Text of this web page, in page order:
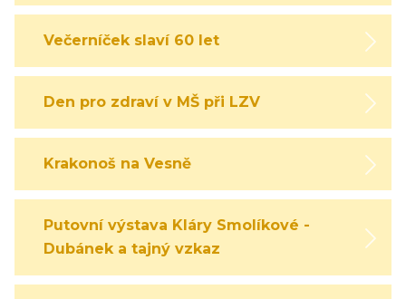
Večerníček slaví 60 let
Den pro zdraví v MŠ při LZV
Krakonoš na Vesně
Putovní výstava Kláry Smolíkové -
Dubánek a tajný vzkaz